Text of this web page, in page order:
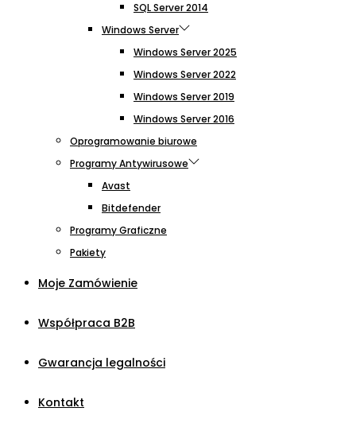
SQL Server 2014
Windows Server
Windows Server 2025
Windows Server 2022
Windows Server 2019
Windows Server 2016
Oprogramowanie biurowe
Programy Antywirusowe
Avast
Bitdefender
Programy Graficzne
Pakiety
Moje Zamówienie
Współpraca B2B
Gwarancja legalności
Kontakt